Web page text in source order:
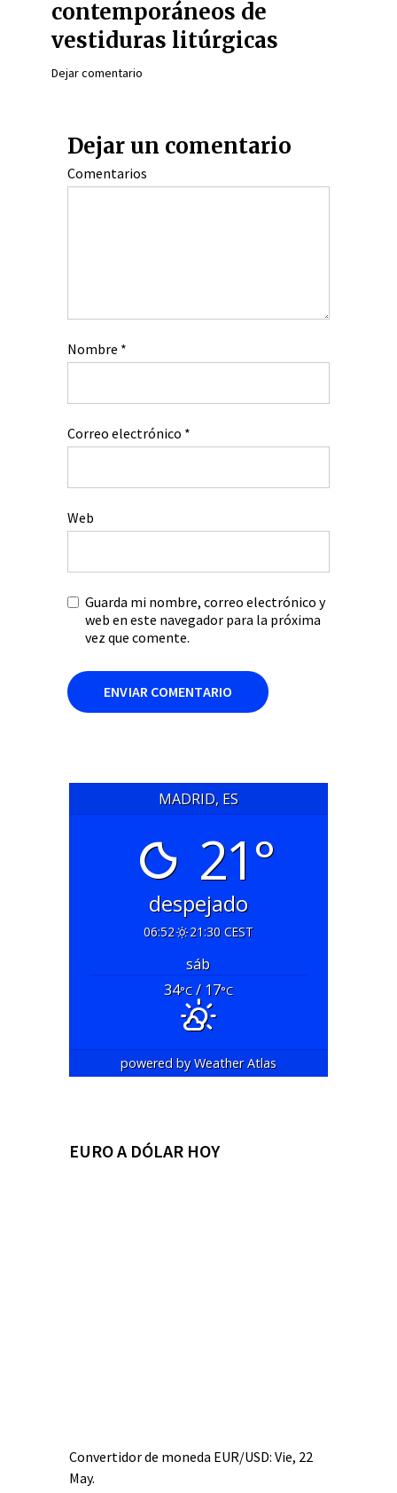
contemporáneos de
vestiduras litúrgicas
Dejar comentario
Dejar un comentario
Comentarios
Nombre *
Correo electrónico *
Web
Guarda mi nombre, correo electrónico y
web en este navegador para la próxima
vez que comente.
MADRID, ES
21°
despejado
06:52 21:30 CEST
sáb
34°C/ 17°C
powered byWeather Atlas
EURO A DÓLAR HOY
Convertidor de moneda EUR/USD: Vie, 22
May.